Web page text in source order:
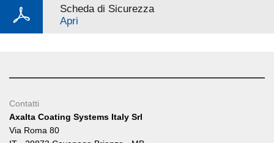
Scheda di Sicurezza
Apri
Contatti
Axalta Coating Systems Italy Srl
Via Roma 80